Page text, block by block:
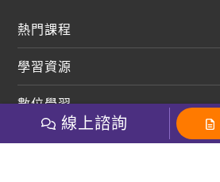
熱門課程
開口溜英文
學習資源
開課查詢
數位學習
巨匠美語數位學院
社群
線上諮詢